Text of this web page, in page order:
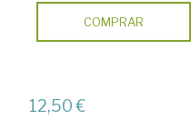
COMPRAR
12,50 €